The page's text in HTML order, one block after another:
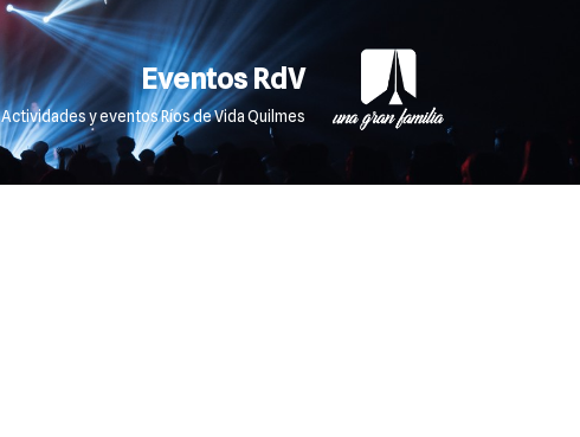
Eventos RdV
Actividades y eventos Ríos de Vida Quilmes